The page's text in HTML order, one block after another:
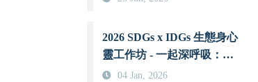
2026 SDGs x IDGs 生態身心
靈工作坊 - 一起深呼吸：當
古印度瑜伽智慧與現代科學
04 Jan, 2026